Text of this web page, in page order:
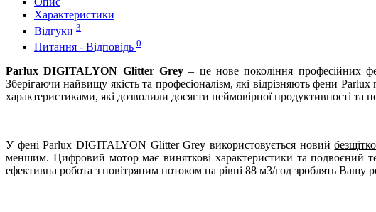
Характеристики
Відгуки 3
Питання - Відповідь 0
Parlux DIGITALYON Glitter Grey– це нове покоління професійних
Зберігаючи найвищу якість та професіоналізм, які відрізняють фени
характеристиками, які дозволили досягти неймовірної продуктивності та
У фені Parlux DIGITALYON Glitter Grey використовується новий
меншим. Цифровий мотор має виняткові характеристики та подвоєний
ефективна робота з повітряним потоком на рівні 88 м3/год зроблять